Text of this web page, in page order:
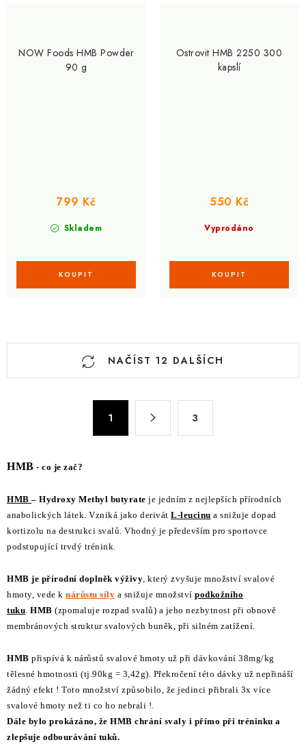
NOW Foods HMB Powder
90 g
Skladem
799 Kč
Ostrovit HMB 2250 300
kapslí
Vyprodáno
550 Kč
c
í
p
r
v
k
v
ý
p
i
s
u
NAČÍST 12 DALŠÍCH
n
o
v
á
n
í
1 3
HMB - co je zač?
HMB – Hydroxy Methyl butyrate je jedním z nejlepších přírodních
anabolických látek. Vzniká jako derivát L-leucinu a snižuje dopad
kortizolu na destrukci svalů. Vhodný je především pro sportovce
podstupující trvdý trénink.
HMB je přírodní doplněk výživy, který zvyšuje množství svalové
hmoty, vede k nárůstu síly a snižuje množství podkožního
tuku. HMB (zpomaluje rozpad svalů) a jeho nezbytnost při obnově
membránových struktur svalových buněk, při silném zatížení.
HMB přispívá k nárůstů svalové hmoty už při dávkování 38mg/kg
tělesné hmotnosti (tj.90kg = 3,42g). Překročení této dávky už nepřináší
žádný efekt ! Toto množství způsobilo, že jedinci přibrali 3x více
svalové hmoty než ti co ho nebrali !.
Dále bylo prokázáno, že HMB chrání svaly i přímo při tréninku a
zlepšuje odbourávání tuků.